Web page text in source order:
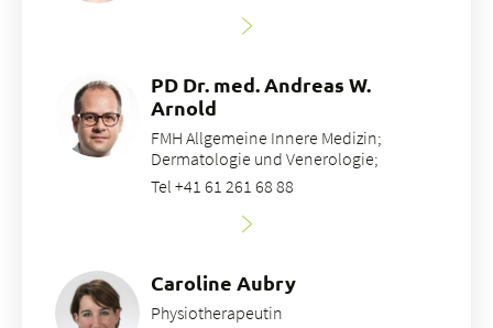
PD Dr. med. Andreas W.
Arnold
FMH Allgemeine Innere Medizin;
Dermatologie und Venerologie;
Tel +41 61 261 68 88
Caroline Aubry
Physiotherapeutin